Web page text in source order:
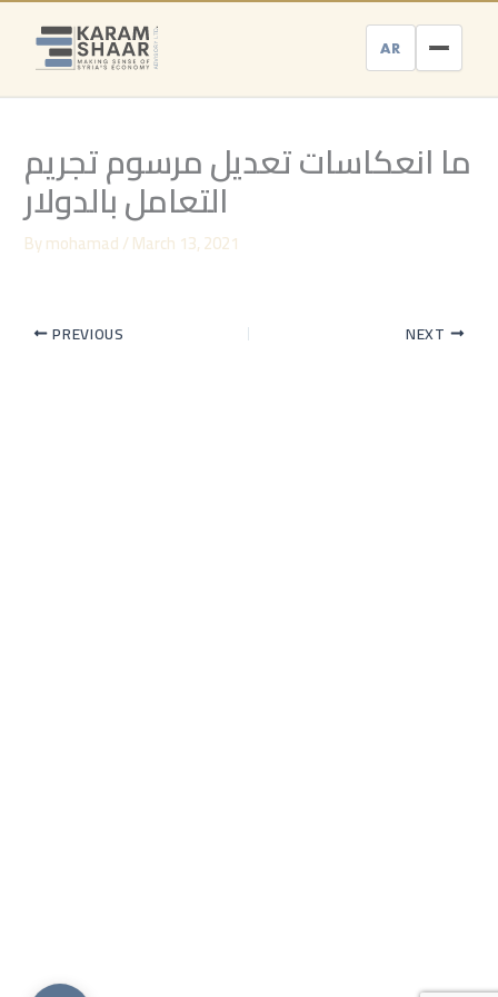
Skip
content
AR
ما انعكاسات تعديل مرسوم تجريم
التعامل بالدولار
Bymohamad/March 13, 2021
PREVIOUS NEXT